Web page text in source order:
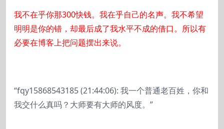
我不在乎你那300快钱。我在乎自己的名声。我不希望
明明是你的错，却最后成了我水平不成的借口。所以有
必要在博客上把问题摆出来说。
“fqy15868543185 (21:44:06): 我一个普通老百姓，你和
我交什么真吗？大师要有大师的风度。”